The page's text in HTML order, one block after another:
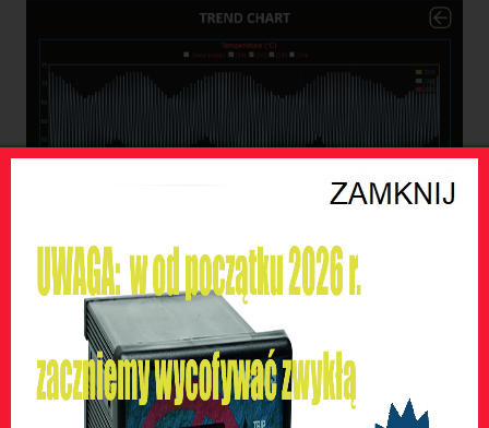
Ekran grafiki pozwala Użytkownikowi zobaczyć trend
temperaturowy włączonych kanałów CHn, dla wybranego
zakresu: ostatnie 24 godzyny, ostatnie 7 dni, ostatnie 30 dni.
EKRAN DZIENNIKA ZDARZEŃ